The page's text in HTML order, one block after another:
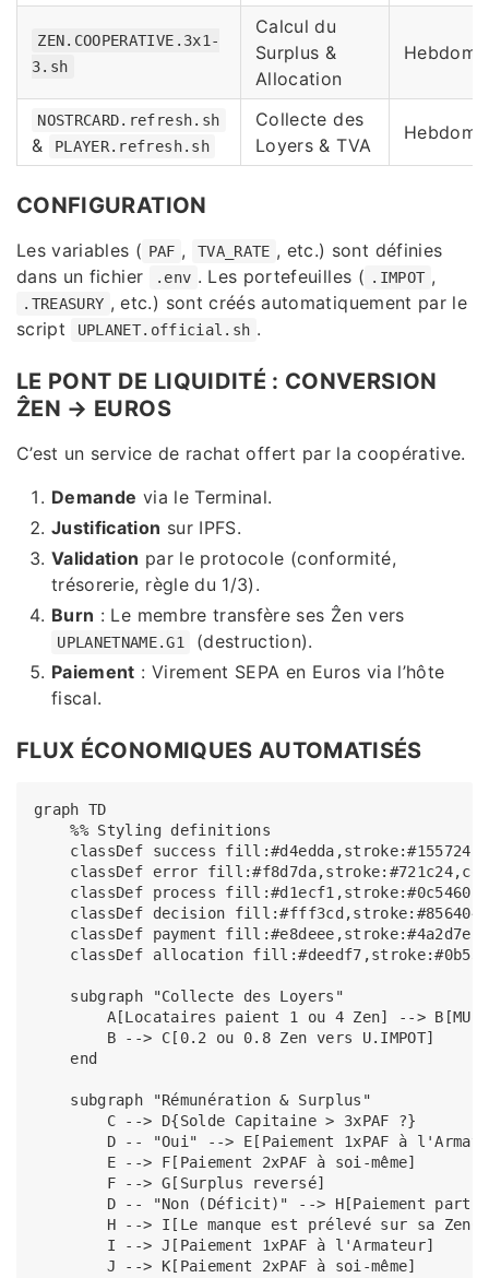
ZEN.COOPERATIVE.3x1-
3.sh
Calcul du
Surplus &
Allocation
NOSTRCARD.refresh.sh
& PLAYER.refresh.sh
Collecte des
Loyers & TVA
CONFIGURATION
Les variables ( PAF , TVA_RATE , etc.) sont définies
dans un fichier
.env . Les portefeuilles ( .IMPOT ,
.TREASURY , etc.) sont créés automatiquement par le
script
UPLANET.official.sh .
LE PONT DE LIQUIDITÉ : CONVERSION
ẐEN → EUROS
C’est un service de rachat offert par la coopérative.
Demande via le Terminal.
Justification sur IPFS.
Validation par le protocole (conformité,
trésorerie, règle du 1/3).
Burn : Le membre transfère ses Ẑen vers
UPLANETNAME.G1
(destruction).
Paiement : Virement SEPA en Euros via l’hôte
fiscal.
FLUX ÉCONOMIQUES AUTOMATISÉS
graph TD
    %% Styling definitions
classDef success
classDef error
classDef process
classDef decision
classDef payment
classDef allocation
    subgraph "Collecte des Loyers"
A[Locataires paient 1 ou 4 Zen] -->
        B --> C[0.2 ou 0.8 Zen vers U.IMPOT]
    end
    subgraph "Rémunération & Surplus"
        C --> D{Solde Capitaine > 3xPAF ?}
D -- "Oui" --> E[Paiement 1xPAF à
        E --> F[Paiement 2xPAF à soi-même]
        F --> G[Surplus reversé]
D -- "Non (Déficit)" --> H[Paiement
H --> I[Le manque est prélevé sur sa
        I --> J[Paiement 1xPAF à l'Armateur]
        J --> K[Paiement 2xPAF à soi-même]